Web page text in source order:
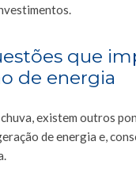
que
de energia
existem outros
de energia e,